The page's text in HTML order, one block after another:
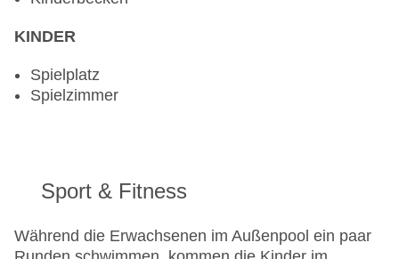
KINDER
Spielplatz
Spielzimmer
Sport & Fitness
Während die Erwachsenen im Außenpool ein paar